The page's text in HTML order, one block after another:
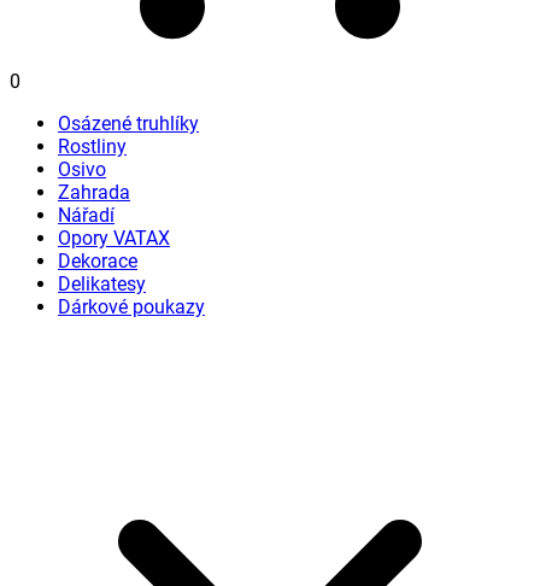
0
Osázené truhlíky
Rostliny
Osivo
Zahrada
Nářadí
Opory VATAX
Dekorace
Delikatesy
Dárkové poukazy